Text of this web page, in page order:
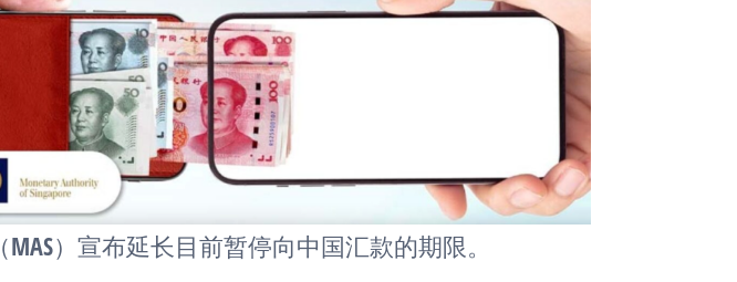
）宣布延长目前暂停向中国汇款的期限。